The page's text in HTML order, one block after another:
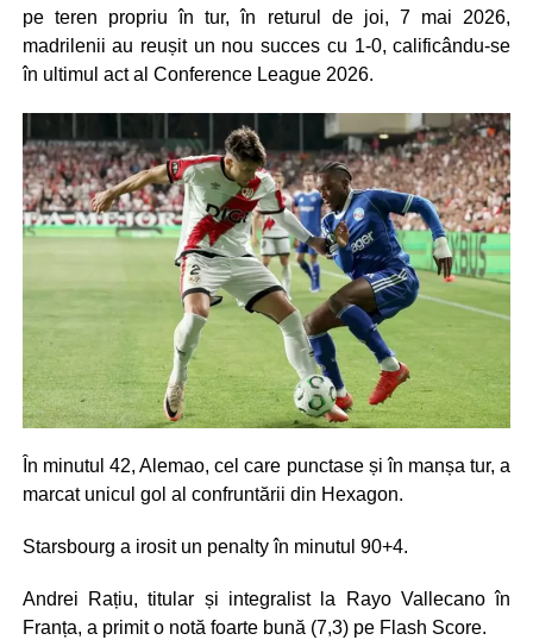
pe teren propriu în tur, în returul de joi, 7 mai 2026,
madrilenii au reușit un nou succes cu 1-0, calificându-se
în ultimul act al Conference League 2026.
În minutul 42, Alemao, cel care punctase și în manșa tur, a
marcat unicul gol al confruntării din Hexagon.
Starsbourg a irosit un penalty în minutul 90+4.
Andrei Rațiu, titular și integralist la Rayo Vallecano în
Franța, a primit o notă foarte bună (7,3) pe Flash Score.